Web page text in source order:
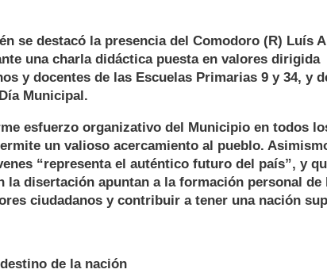
se destacó la presencia del Comodoro (R) Luís
una charla didáctica puesta en valores dirigida
y docentes de las Escuelas Primarias 9 y 34, y
Municipal.
esfuerzo organizativo del Municipio en todos
un valioso acercamiento al pueblo.
“representa el auténtico futuro del país”, y
la disertación apuntan a la formación personal
ciudadanos y contribuir a tener una nación
de la nación